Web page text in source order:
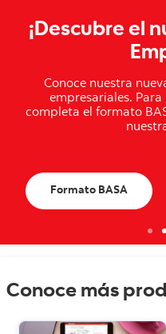
¡Descubre el
Conoce nuestra
empresariales.
completa el formato
Formato BASA
Conoce más